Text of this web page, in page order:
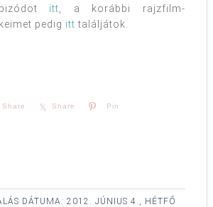
itt, a korábbi rajzfilm-
pedig itt találjátok.
Share Share Pin
DÁTUMA: 2012. JÚNIUS 4., HÉTFŐ